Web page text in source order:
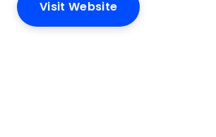
Visit Website